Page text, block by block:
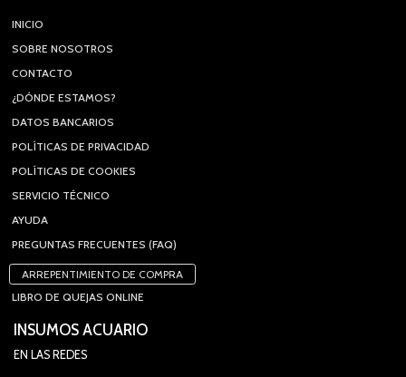
INICIO
SOBRE NOSOTROS
CONTACTO
¿DÓNDE ESTAMOS?
DATOS BANCARIOS
POLÍTICAS DE PRIVACIDAD
POLÍTICAS DE COOKIES
SERVICIO TÉCNICO
AYUDA
PREGUNTAS FRECUENTES (FAQ)
ARREPENTIMIENTO DE COMPRA
LIBRO DE QUEJAS ONLINE
INSUMOS ACUARIO
EN LAS REDES